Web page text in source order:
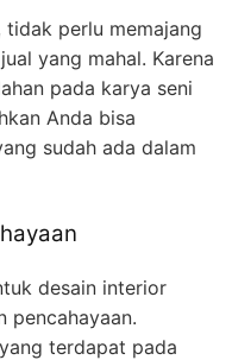
perlu memajang
yang mahal. Karena
pada karya seni
Anda bisa
sudah ada dalam
desain interior
pencahayaan.
terdapat pada